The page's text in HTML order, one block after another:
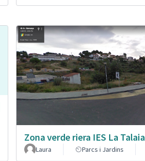
Zona verde riera IES La Talaia
Laura
Parcs i Jardins